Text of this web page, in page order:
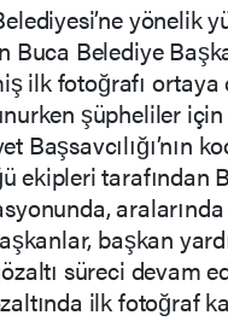
yönelik
Buca Belediye
ilk fotoğrafı ortaya
şüpheliler için
Başsavcılığı’nın
ekipleri tarafından
başkan
süreci devam
ilk fotoğraf